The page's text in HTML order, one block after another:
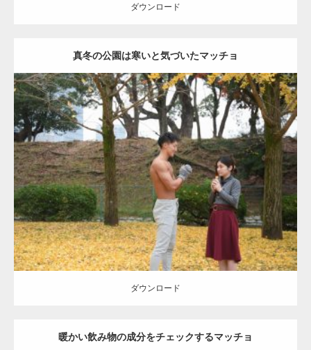
ダウンロード
真冬の公園は寒いと気づいたマッチョ
Update: 2021.07.8
Category:公園のマッチョ その他 AKIHITO(細マッチョ) 上腕三頭筋
肩
ダウンロード
ダウンロード
暖かい飲み物の成分をチェックするマッチョ